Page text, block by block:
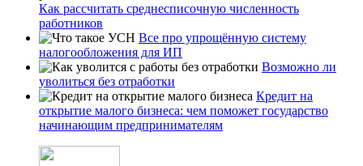
Как рассчитать среднесписочную численность
работников
Все про упрощённую систему
налогообложения для ИП
Возможно ли
уволиться без отработки
Кредит на
открытие малого бизнеса: чем поможет государство
начинающим предпринимателям